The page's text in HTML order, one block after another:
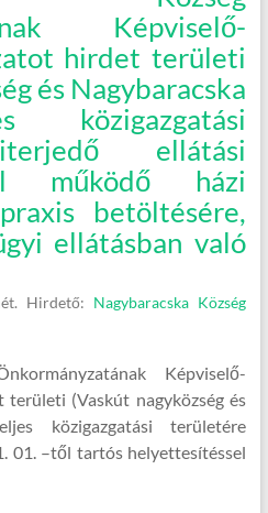
Képviselő-
hirdet területi
és Nagybaracska
közigazgatási
ellátási
működő házi
betöltésére,
ellátásban való
Hirdető: Nagybaracska Község
Képviselő-
(Vaskút nagyközség és
közigazgatási területére
01. –től tartós helyettesítéssel